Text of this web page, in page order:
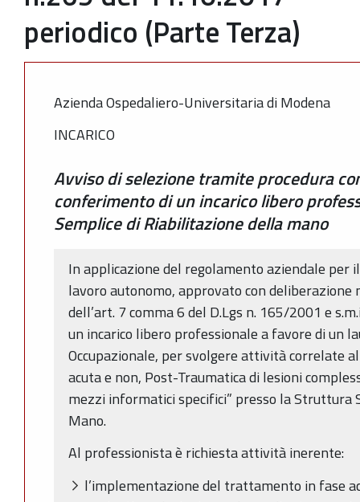
periodico (Parte Terza)
Azienda Ospedaliero-Universitaria di Modena
INCARICO
Avviso di selezione tramite procedura
conferimento di un incarico libero
Semplice di Riabilitazione della mano
In applicazione del regolamento aziendale
lavoro autonomo, approvato con
dell’art. 7 comma 6 del D.Lgs n. 165/2001 e
un incarico libero professionale a favore di un
Occupazionale, per svolgere attività correlate
acuta e non, Post-Traumatica di lesioni
mezzi informatici specifici” presso la Struttura
Mano.
Al professionista è richiesta attività inerente:
l’implementazione del trattamento in fase